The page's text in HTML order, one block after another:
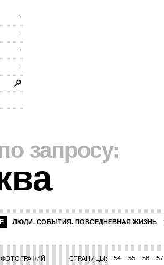
запросу:
ЛЮДИ. СОБЫТИЯ. ПОВСЕДНЕВНАЯ ЖИЗНЬ
ФОТОГРАФИЙ СТРАНИЦЫ:
46 47 48 49 51 52 53 54 55 56 57